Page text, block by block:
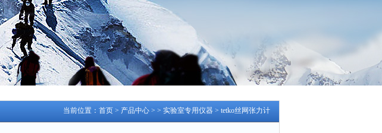
当前位置： 首页 > 产品中心 > > 实验室专用仪器 > tetko丝网张力计